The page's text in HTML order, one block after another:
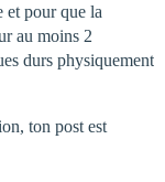
et pour que la
au moins 2
durs physiquement
ton post est